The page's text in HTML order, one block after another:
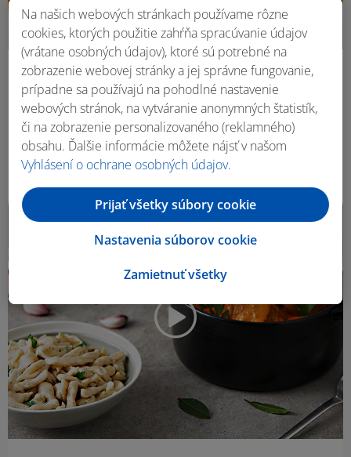
Viktor Nagy
Plnená paprika s paradajkovou omáčkou a
domácou knedľou
3 h 0 m 4 porcie
Na našich webových stránkach používame rôzne
cookies, ktorých použitie zahŕňa spracúvanie údajov
(vrátane osobných údajov), ktoré sú potrebné na
zobrazenie webovej stránky a jej správne fungovanie,
prípadne sa používajú na pohodlné nastavenie
webových stránok, na vytváranie anonymných štatistík,
či na zobrazenie personalizovaného (reklamného)
obsahu. Ďalšie informácie môžete nájsť v našom
Vyhlásení o ochrane osobných údajov.
Zamietnuť všetky
Nastavenia súborov cookie
Prijať všetky súbory cookie